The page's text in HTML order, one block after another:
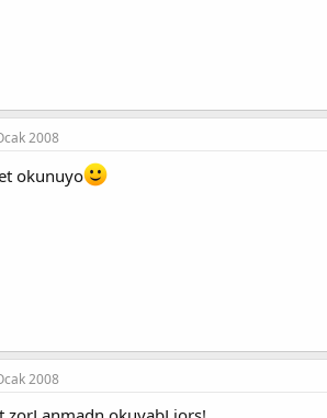
2008
okunuyo
2008